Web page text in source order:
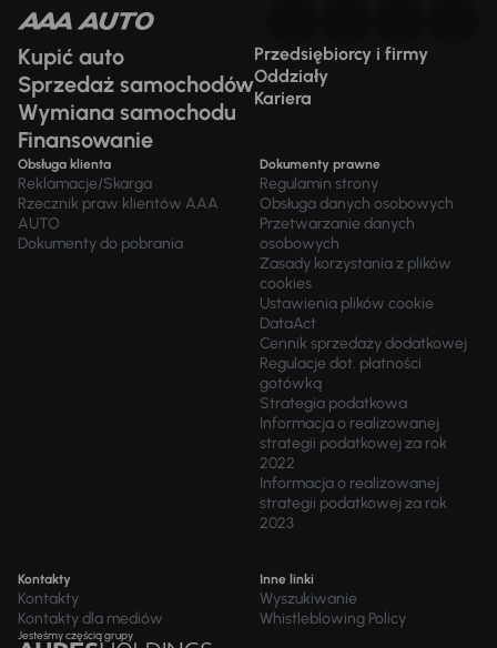
Kupić auto
Sprzedaż samochodów
Wymiana samochodu
Finansowanie
Przedsiębiorcy i firmy
Oddziały
Kariera
Obsługa klienta
Reklamacje/Skarga
Rzecznik praw klientów AAA
AUTO
Dokumenty do pobrania
Dokumenty prawne
Regulamin strony
Obsługa danych osobowych
Przetwarzanie danych
osobowych
Zasady korzystania z plików
cookies
Ustawienia plików cookie
DataAct
Cennik sprzedaży dodatkowej
Regulacje dot. płatności
gotówką
Strategia podatkowa
Informacja o realizowanej
strategii podatkowej za rok
2022
Informacja o realizowanej
strategii podatkowej za rok
2023
Kontakty
Kontakty
Kontakty dla mediów
Inne linki
Wyszukiwanie
Whistleblowing Policy
Jesteśmy częścią grupy